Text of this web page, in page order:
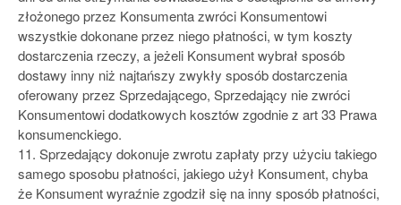
złożonego przez Konsumenta zwróci Konsumentowi
wszystkie dokonane przez niego płatności, w tym koszty
dostarczenia rzeczy, a jeżeli Konsument wybrał sposób
dostawy inny niż najtańszy zwykły sposób dostarczenia
oferowany przez Sprzedającego, Sprzedający nie zwróci
Konsumentowi dodatkowych kosztów zgodnie z art 33 Prawa
konsumenckiego.
11. Sprzedający dokonuje zwrotu zapłaty przy użyciu takiego
samego sposobu płatności, jakiego użył Konsument, chyba
że Konsument wyraźnie zgodził się na inny sposób płatności,